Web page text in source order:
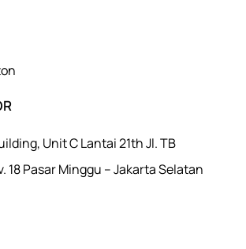
Unit C Lantai 21th Jl. TB
18 Pasar Minggu – Jakarta Selatan